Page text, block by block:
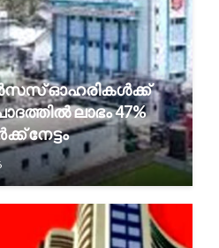
ഓഹരികൾക്ക്
ലാഭം 47%
നേട്ടം